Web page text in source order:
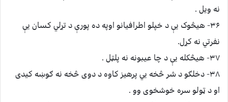
نه ويل .
۳۶- هيڅوک يې د خپلو ﺍﻃﺮﺍﻓﻴﺎنو اﻭپه ده پورې د تړلي کسان يې
نفرتي نه کړل.
۳۷- هيڅکله يې د چا عيبونه نه پلټل .
۳۸- دخلګو د شر څخه يي پرهيز کاوه د دوى څخه نه ګوښه کيدى
او د ټولو سره ﺧﻮﺷﺨﻮى وو .